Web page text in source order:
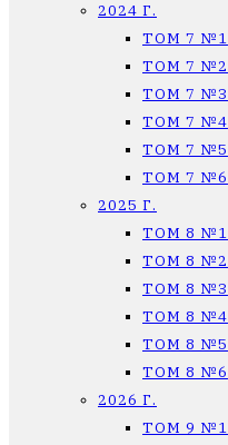
2024 Г.
ТОМ 7 №1
ТОМ 7 №2
ТОМ 7 №3
ТОМ 7 №4
ТОМ 7 №5
ТОМ 7 №6
2025 Г.
ТОМ 8 №1
ТОМ 8 №2
ТОМ 8 №3
ТОМ 8 №4
ТОМ 8 №5
ТОМ 8 №6
2026 Г.
ТОМ 9 №1